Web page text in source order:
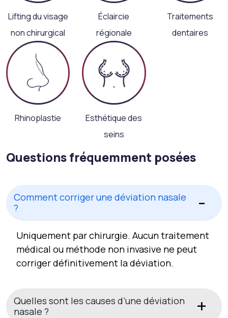
Lifting du visage
non chirurgical
Éclaircie
régionale
Traitements
dentaires
Rhinoplastie
Esthétique des
seins
Questions fréquemment posées
Comment corriger une déviation nasale
?
Uniquement par chirurgie. Aucun traitement
médical ou méthode non invasive ne peut
corriger définitivement la déviation.
Quelles sont les causes d’une déviation
nasale ?